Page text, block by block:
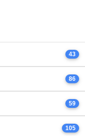
43
86
59
105